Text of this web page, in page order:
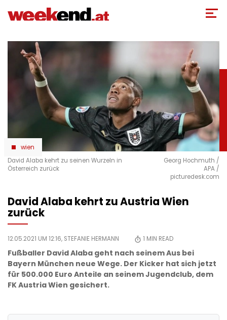
zum
wien
David Alaba kehrt zu seinen Wurzeln in
Österreich zurück
Georg Hochmuth /
APA /
picturedesk.com
David Alaba kehrt zu Austria Wien
zurück
12.05.2021 UM 12:16, STEFANIE HERMANN 1 MIN READ
Fußballer David Alaba geht nach seinem Aus bei
Bayern München neue Wege. Der Kicker hat sich jetzt
für 500.000 Euro Anteile an seinem Jugendclub, dem
FK Austria Wien gesichert.